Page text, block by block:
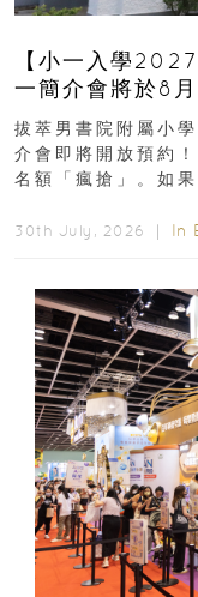
【小一入學
一簡介會將於8
｜更設有網上重溫
拔萃男書院附屬小
介會即將開放預約
名額「瘋搶」。如
30th July, 2026 ｜ In